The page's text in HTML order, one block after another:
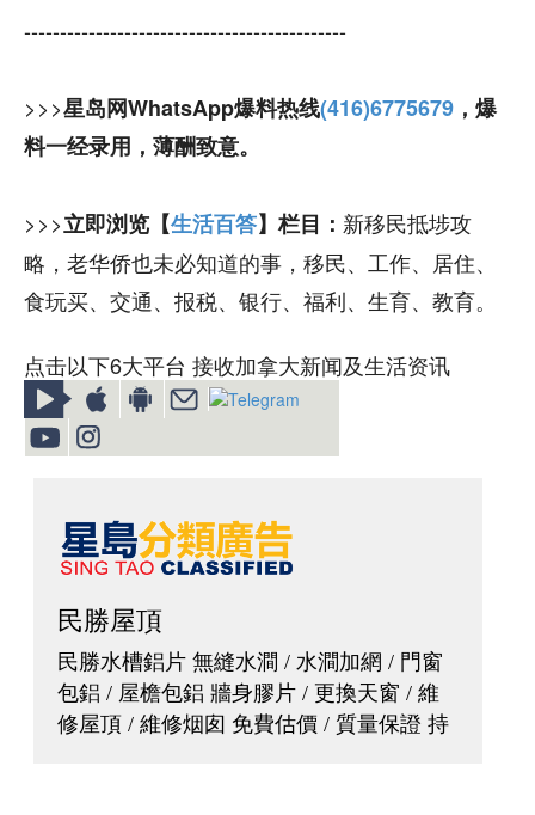
---------------------------------------------
>>>星岛网WhatsApp爆料热线(416)6775679 ，爆
料一经录用，薄酬致意。
>>>立即浏览【生活百答】栏目： 新移民抵埗攻
略，老华侨也未必知道的事，移民、工作、居住、
食玩买、交通、报税、银行、福利、生育、教育。
点击以下6大平台 接收加拿大新闻及生活资讯